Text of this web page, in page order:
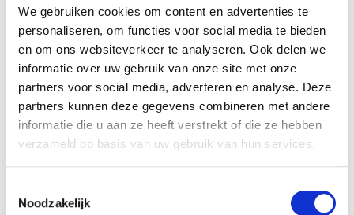
We gebruiken cookies om content en advertenties te
personaliseren, om functies voor social media te bieden
en om ons websiteverkeer te analyseren. Ook delen we
informatie over uw gebruik van onze site met onze
partners voor social media, adverteren en analyse. Deze
partners kunnen deze gegevens combineren met andere
informatie die u aan ze heeft verstrekt of die ze hebben
verzameld op basis van uw gebruik van hun services.
Noodzakelijk